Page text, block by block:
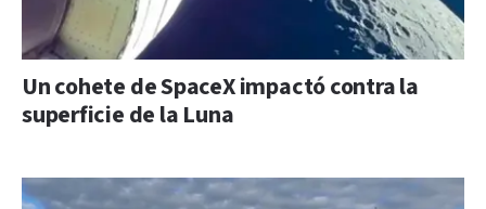
Un cohete de SpaceX impactó contra la
superficie de la Luna